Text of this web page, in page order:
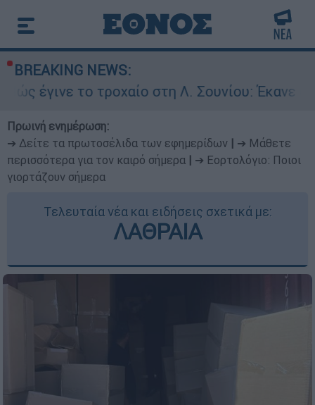
BREAKING NEWS:
τροχαίο στη Λ. Σουνίου: Έκανε αναστροφή
Πρωινή ενημέρωση:
➔ Δείτε τα πρωτοσέλιδα των εφημερίδων
➔ Μάθετε
περισσότερα για τον καιρό σήμερα
➔ Εορτολόγιο: Ποιοι
γιορτάζουν σήμερα
Τελευταία νέα και ειδήσεις σχετικά με:
ΛΑΘΡΑΙΑ